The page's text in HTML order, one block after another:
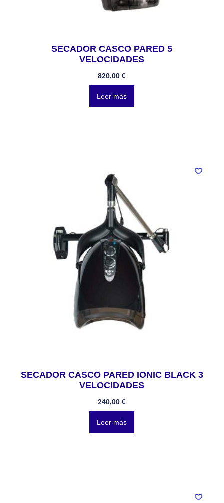
SECADOR CASCO PARED 5
VELOCIDADES
820,00 €
Leer más
SECADOR CASCO PARED IONIC BLACK 3
VELOCIDADES
240,00 €
Leer más